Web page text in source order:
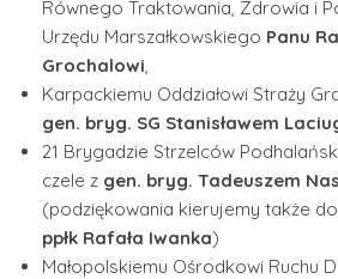
Równego Traktowania, Zdrowia i
Urzędu Marszałkowskiego Panu
Grochalowi
Karpackiemu Oddziałowi Straży
gen. bryg. SG Stanisławem
21 Brygadzie Strzelców
czele z gen. bryg. Tadeuszem
(podziękowania kierujemy także do
ppłk Rafała Iwanka)
Małopolskiemu Ośrodkowi Ruchu